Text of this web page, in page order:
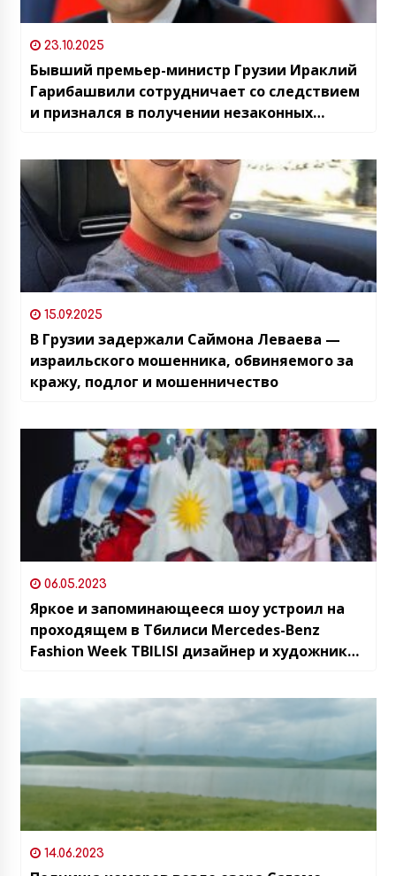
23.10.2025
Бывший премьер-министр Грузии Ираклий
Гарибашвили сотрудничает со следствием
и признался в получении незаконных
15.09.2025
В Грузии задержали Саймона Леваева —
израильского мошенника, обвиняемого за
кражу, подлог и мошенничество
06.05.2023
Яркое и запоминающееся шоу устроил на
проходящем в Тбилиси Mercedes-Benz
Fashion Week TBILISI дизайнер и художник
14.06.2023